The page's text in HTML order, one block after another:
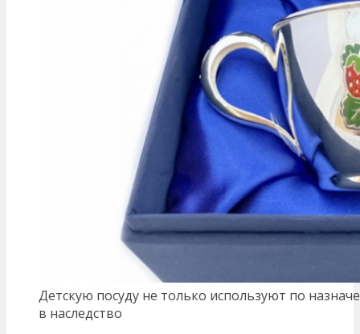
Детскую посуду не только используют по
в наследство